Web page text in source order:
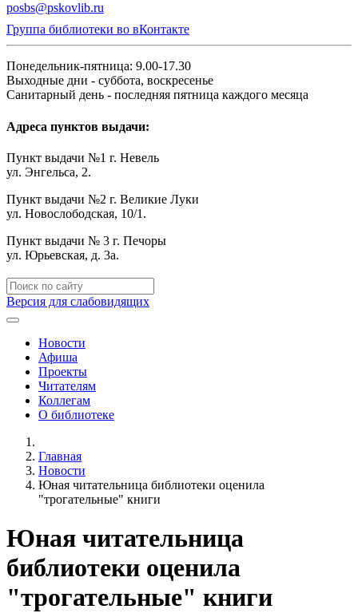
posbs@pskovlib.ru
Группа библиотеки во вКонтакте
Понедельник-пятница: 9.00-17.30
Выходные дни - суббота, воскресенье
Санитарный день - последняя пятница каждого месяца
Адреса пунктов выдачи:
Пункт выдачи №1 г. Невель
ул. Энгельса, 2.
Пункт выдачи №2 г. Великие Луки
ул. Новослободская, 10/1.
Пункт выдачи № 3 г. Печоры
ул. Юрьевская, д. 3а.
Версия для слабовидящих
Новости
Афиша
Проекты
Читателям
Коллегам
О библиотеке
Главная
Новости
Юная читательница библиотеки оценила
"трогательные" книги
Юная читательница
библиотеки оценила
"трогательные" книги